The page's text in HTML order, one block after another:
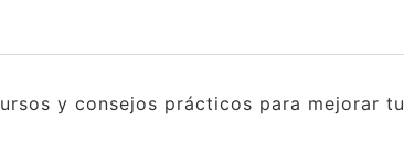
y consejos prácticos para mejorar